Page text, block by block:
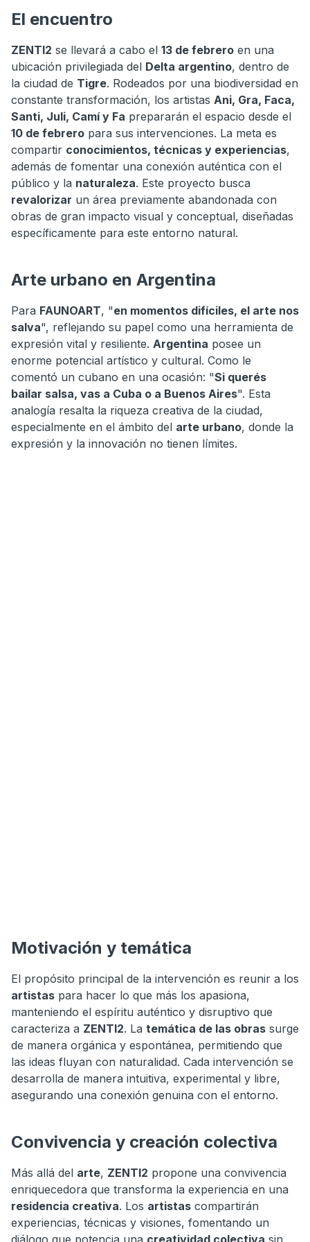
El encuentro
ZENTI2 se llevará a cabo el 13 de febrero en una
ubicación privilegiada del Delta argentino, dentro de
la ciudad de Tigre. Rodeados por una biodiversidad en
constante transformación, los artistas Ani, Gra, Faca,
Santi, Juli, Camí y Fa prepararán el espacio desde el
10 de febrero para sus intervenciones. La meta es
compartir conocimientos, técnicas y experiencias,
además de fomentar una conexión auténtica con el
público y la naturaleza. Este proyecto busca
revalorizar un área previamente abandonada con
obras de gran impacto visual y conceptual, diseñadas
específicamente para este entorno natural.
Arte urbano en Argentina
Para FAUNOART, "en momentos difíciles, el arte nos
salva", reflejando su papel como una herramienta de
expresión vital y resiliente. Argentina posee un
enorme potencial artístico y cultural. Como le
comentó un cubano en una ocasión: "Si querés
bailar salsa, vas a Cuba o a Buenos Aires". Esta
analogía resalta la riqueza creativa de la ciudad,
especialmente en el ámbito del arte urbano, donde la
expresión y la innovación no tienen límites.
Motivación y temática
El propósito principal de la intervención es reunir a los
artistas para hacer lo que más los apasiona,
manteniendo el espíritu auténtico y disruptivo que
caracteriza a ZENTI2. La temática de las obras surge
de manera orgánica y espontánea, permitiendo que
las ideas fluyan con naturalidad. Cada intervención se
desarrolla de manera intuitiva, experimental y libre,
asegurando una conexión genuina con el entorno.
Convivencia y creación colectiva
Más allá del arte, ZENTI2 propone una convivencia
enriquecedora que transforma la experiencia en una
residencia creativa. Los artistas compartirán
experiencias, técnicas y visiones, fomentando un
diálogo que potencia una creatividad colectiva sin